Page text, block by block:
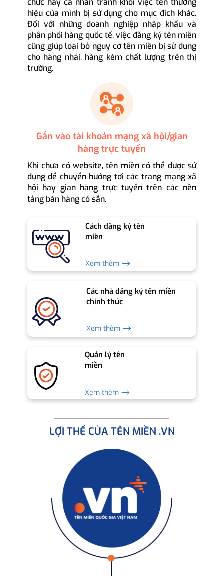
hiệu của mình bị sử dụng cho mục đích khác.
Đối với những doanh nghiệp nhập khẩu và
phân phối hàng quốc tế, việc đăng ký tên miền
cũng giúp loại bỏ nguy cơ tên miền bị sử dụng
cho hàng nhái, hàng kém chất lượng trên thị
trường.
Gắn vào tài khoản mạng xã hội/gian
hàng trực tuyến
Khi chưa có website, tên miền có thể được sử
dụng để chuyển hướng tới các trang mạng xã
hội hay gian hàng trực tuyến trên các nền
tảng bán hàng có sẵn.
Cách đăng ký tên
miền
Xem thêm ⟶
Các nhà đăng ký tên miền
chính thức
Xem thêm ⟶
Quản lý tên
miền
Xem thêm ⟶
LỢI THẾ CỦA TÊN MIỀN .VN